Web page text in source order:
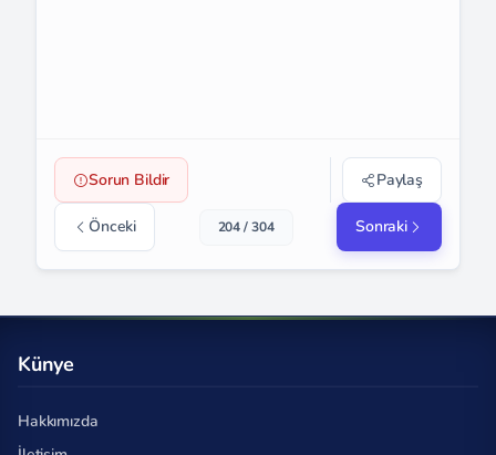
Sorun Bildir Paylaş
Önceki 204 / 304 Sonraki
Künye
Hakkımızda